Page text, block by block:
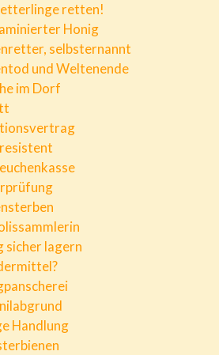
retten!
Honig
selbsternannt
und Weltenende
im Dorf
sicher lagern
Handlung